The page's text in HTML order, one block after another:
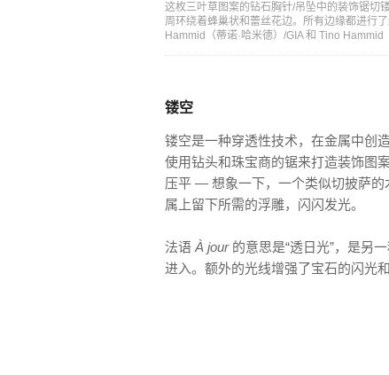
这枚三叶草图案的钻石胸针/吊坠中的装饰锯切
周环绕着蜂巢状和蕾丝花边。所有边缘都进行
Hammid（蒂诺·哈米德）/GIA 和 Tino Hammid
镂空
镂空是一种穿透性技术，在金属中创
使用钻头和珠宝商的锯来打造装饰图
压平 — 想象一下，一个类似切披萨
属上留下所需的浮雕，闪闪发光。
法语À jour的意思是“透日光”，是另
进入。额外的光线增强了宝石的闪光